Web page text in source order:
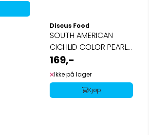
Discus Food
SOUTH AMERICAN
CICHLID COLOR PEARLS
80g
169,-
Ikke på lager
Kjøp